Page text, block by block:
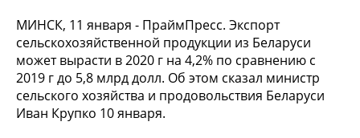
МИНСК, 11 января - ПраймПресс. Экспорт
сельскохозяйственной продукции из Беларуси
может вырасти в 2020 г на 4,2% по сравнению с
2019 г до 5,8 млрд долл. Об этом сказал министр
сельского хозяйства и продовольствия Беларуси
Иван Крупко 10 января.